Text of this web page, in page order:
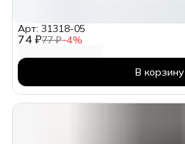
74 ₽77 ₽−4%
Арт: 31318-05
В корзину